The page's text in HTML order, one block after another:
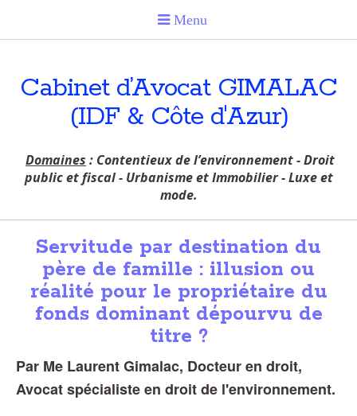
Cabinet d’Avocat GIMALAC
(IDF & Côte d'Azur)
Domaines : Contentieux de l’environnement - Droit
public et fiscal - Urbanisme et Immobilier - Luxe et
mode.
Servitude par destination du
père de famille : illusion ou
réalité pour le propriétaire du
fonds dominant dépourvu de
titre ?
Par Me Laurent Gimalac, Docteur en droit,
Avocat spécialiste en droit de l'environnement.